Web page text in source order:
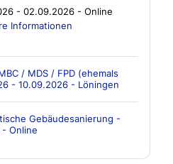
- 02.09.2026 - Online
Informationen
/ MDS / FPD (ehemals
- 10.09.2026 - Löningen
Gebäudesanierung -
Online